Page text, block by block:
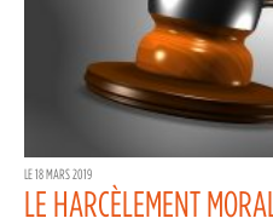
LE 18 MARS 2019
LE HARCÈLEMENT MORAL